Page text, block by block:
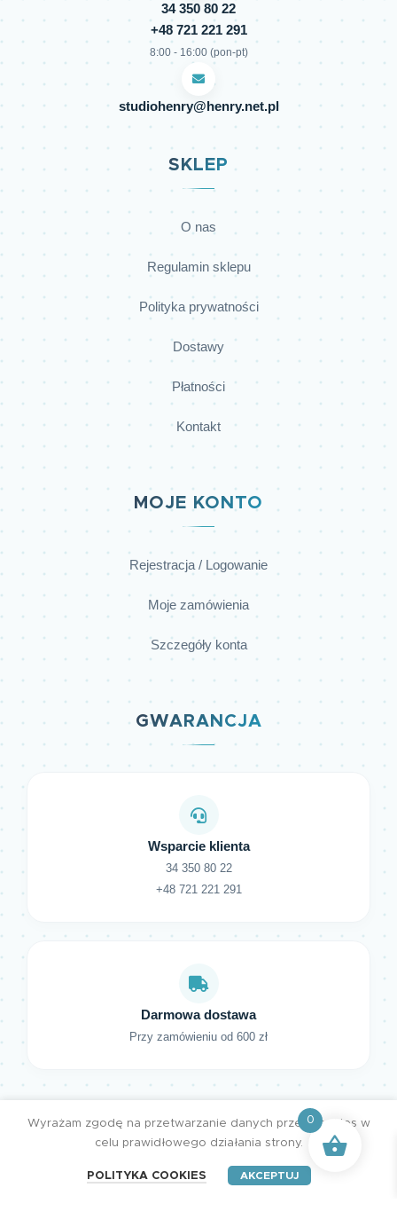
34 350 80 22
+48 721 221 291
8:00 - 16:00 (pon-pt)
studiohenry@henry.net.pl
SKLEP
O nas
Regulamin sklepu
Polityka prywatności
Dostawy
Płatności
Kontakt
MOJE KONTO
Rejestracja / Logowanie
Moje zamówienia
Szczegóły konta
GWARANCJA
Wsparcie klienta
34 350 80 22
+48 721 221 291
Darmowa dostawa
Przy zamówieniu od 600 zł
Wyrażam zgodę na przetwarzanie danych przez cookies w
celu prawidłowego działania strony.
POLITYKA COOKIES AKCEPTUJ
0